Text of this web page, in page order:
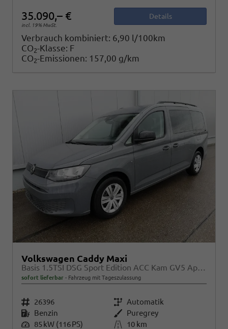
35.090,– €
incl. 19% MwSt.
Details
Verbrauch kombiniert: 6,90 l/100km
CO2-Klasse: F
CO2-Emissionen: 157,00 g/km
Volkswagen Caddy Maxi
Basis 1.5TSI DSG Sport Edition ACC Kam GV5 App AHK Reling
sofort lieferbar Fahrzeug mit Tageszulassung
Fahrzeugnr. 26396 Getriebe Automatik
Kraftstoff Benzin Außenfarbe Puregrey
Leistung 85 kW (116 PS) Kilometerstand
10 km